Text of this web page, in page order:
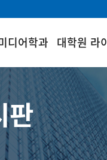
디어학과 대학원 라
판